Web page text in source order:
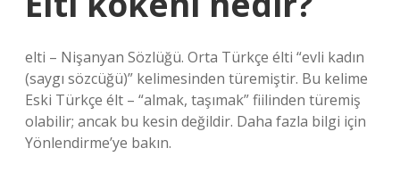
elti – Nişanyan Sözlüğü. Orta Türkçe élti “evli kadın
(saygı sözcüğü)” kelimesinden türemiştir. Bu kelime
Eski Türkçe élt – “almak, taşımak” fiilinden türemiş
olabilir; ancak bu kesin değildir. Daha fazla bilgi için
Yönlendirme’ye bakın.